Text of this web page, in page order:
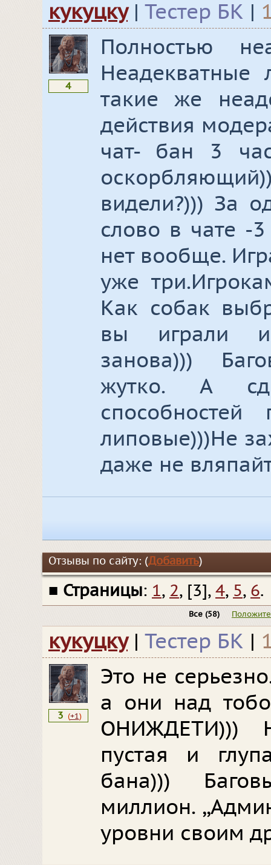
кукуцку | Тестер БК |
4
Полностью
такие же
действия
чат- бан 3
видели?))) За
слово в чате -
нет вообще.
уже
Как собак
вы играли и
занова)))
жутко. А
липовые)))Не
даже не
Отзывы по сайту: (Добавить)
■ Страницы: 1, 2, [3], 4, 5, 6.
Все (58)
кукуцку | Тестер БК |
3 (+1)
Это не
а они над
ОНИЖДЕТИ)))
пустая и
бана)))
миллион.
уровни своим